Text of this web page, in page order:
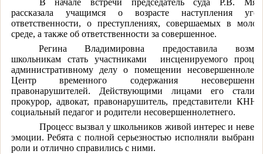
рассказала учащимся о возрасте наступления
ответственности, о преступлениях, совершаемых в
среде, а также об ответственности за совершенное.
Регина Владимировна предоставила
школьникам стать участниками
инсценируемого
административному делу о помещении
Центр временного содержания
правонарушителей. Действующими лицами его стали
прокурор, адвокат, правонарушитель, представители
социальный педагог и родители несовершеннолетнего.
Процесс вызвал у школьников живой интерес и
эмоции. Ребята с полной серьезностью исполняли
роли и отлично справились с ними.